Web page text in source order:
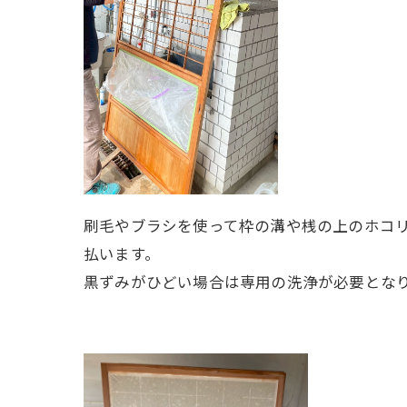
刷毛やブラシを使って枠の溝や桟の上のホコ
払います。
黒ずみがひどい場合は専用の洗浄が必要となり